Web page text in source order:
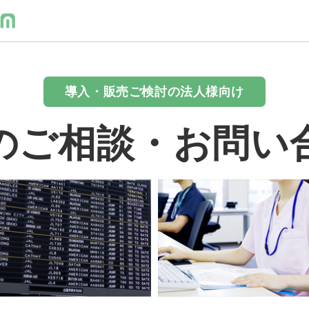
導入・販売ご検討の法人様向け
ご相談・お問い